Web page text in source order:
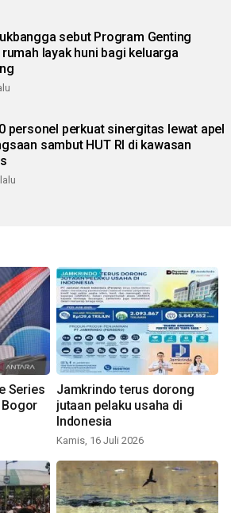
sebut Program Genting
rumah layak huni bagi keluarga
personel perkuat sinergitas lewat apel
sambut HUT RI di kawasan
Series
Bogor
Jamkrindo terus dorong
jutaan pelaku usaha di
Indonesia
Kamis, 16 Juli 2026